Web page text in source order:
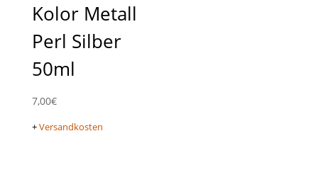
Kolor Metall
Perl Silber
50ml
7,00€
+Versandkosten